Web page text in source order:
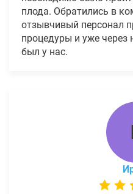
плода. Обратились в
отзывчивый персонал
процедуры и уже через
был у нас.